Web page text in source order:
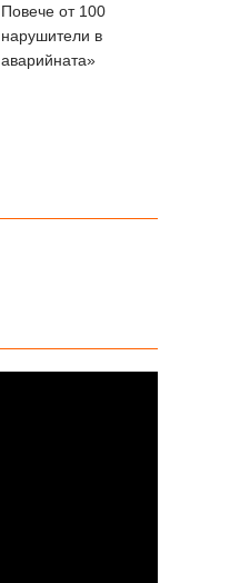
Повече от 100
нарушители в
аварийната»